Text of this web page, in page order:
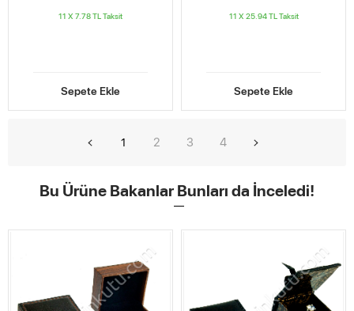
11 X 7.78 TL Taksit
Sepete Ekle
11 X 25.94 TL Taksit
Sepete Ekle
1 2 3 4
Bu Ürüne Bakanlar Bunları da İnceledi!